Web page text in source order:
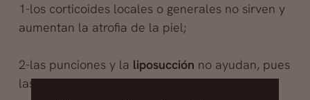
1-los corticoides locales o generales no sirven y
aumentan la atrofia de la piel;
2-las punciones y la liposucción no ayudan, pues
las masas son sólidas y fibróticas.